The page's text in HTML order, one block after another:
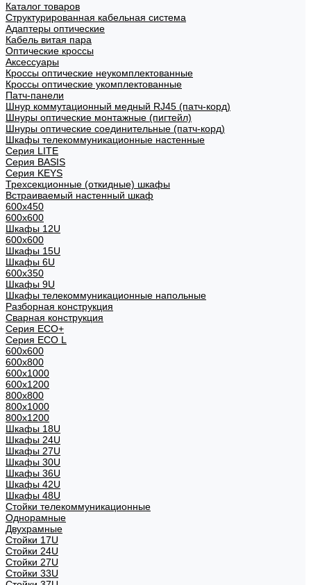
Каталог товаров
Структурированная кабельная система
Адаптеры оптические
Кабель витая пара
Оптические кроссы
Аксессуары
Кроссы оптические неукомплектованные
Кроссы оптические укомплектованные
Патч-панели
Шнур коммутационный медный RJ45 (патч-корд)
Шнуры оптические монтажные (пигтейл)
Шнуры оптические соединительные (патч-корд)
Шкафы телекоммуникационные настенные
Cерия LITE
Cерия BASIS
Cерия KEYS
Трехсекционные (откидные) шкафы
Встраиваемый настенный шкаф
600x450
600x600
Шкафы 12U
600x600
Шкафы 15U
Шкафы 6U
600x350
Шкафы 9U
Шкафы телекоммуникационные напольные
Разборная конструкция
Сварная конструкция
Серия ECO+
Серия ECO L
600x600
600x800
600х1000
600х1200
800x800
800х1000
800х1200
Шкафы 18U
Шкафы 24U
Шкафы 27U
Шкафы 30U
Шкафы 36U
Шкафы 42U
Шкафы 48U
Стойки телекоммуникационные
Однорамные
Двухрамные
Стойки 17U
Стойки 24U
Стойки 27U
Стойки 33U